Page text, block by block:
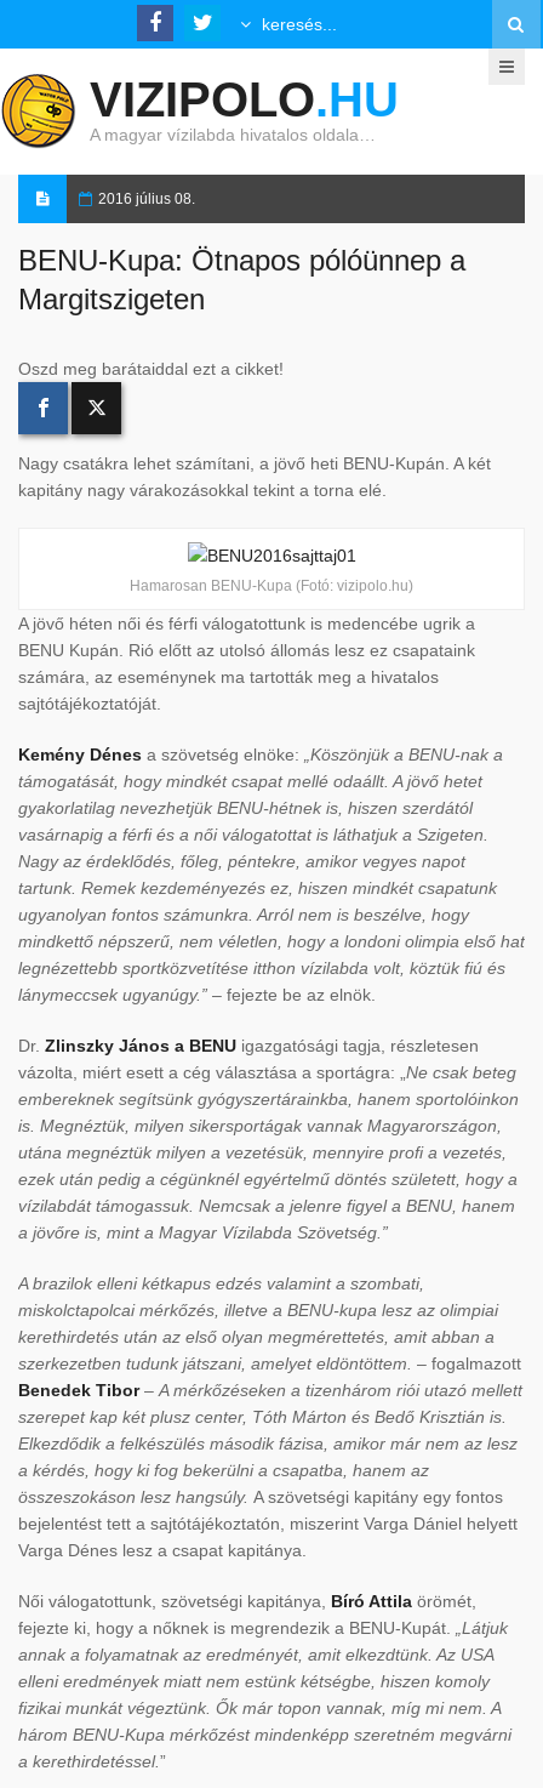
VIZIPOLO.HU
A magyar vízilabda hivatalos oldala…
2016 július 08.
BENU-Kupa: Ötnapos pólóünnep a
Margitszigeten
Oszd meg barátaiddal ezt a cikket!
Nagy csatákra lehet számítani, a jövő heti BENU-Kupán. A két
kapitány nagy várakozásokkal tekint a torna elé.
Hamarosan BENU-Kupa (Fotó: vizipolo.hu)
A jövő héten női és férfi válogatottunk is medencébe ugrik a
BENU Kupán. Rió előtt az utolsó állomás lesz ez csapataink
számára, az eseménynek ma tartották meg a hivatalos
sajtótájékoztatóját.
Kemény Dénes a szövetség elnöke: „Köszönjük a BENU-nak a
támogatását, hogy mindkét csapat mellé odaállt. A jövő hetet
gyakorlatilag nevezhetjük BENU-hétnek is, hiszen szerdától
vasárnapig a férfi és a női válogatottat is láthatjuk a Szigeten.
Nagy az érdeklődés, főleg, péntekre, amikor vegyes napot
tartunk. Remek kezdeményezés ez, hiszen mindkét csapatunk
ugyanolyan fontos számunkra. Arról nem is beszélve, hogy
mindkettő népszerű, nem véletlen, hogy a londoni olimpia első hat
legnézettebb sportközvetítése itthon vízilabda volt, köztük fiú és
lánymeccsek ugyanúgy.” – fejezte be az elnök.
Dr. Zlinszky János a BENU igazgatósági tagja, részletesen
vázolta, miért esett a cég választása a sportágra: „Ne csak beteg
embereknek segítsünk gyógyszertárainkba, hanem sportolóinkon
is. Megnéztük, milyen sikersportágak vannak Magyarországon,
utána megnéztük milyen a vezetésük, mennyire profi a vezetés,
ezek után pedig a cégünknél egyértelmű döntés született, hogy a
vízilabdát támogassuk. Nemcsak a jelenre figyel a BENU, hanem
a jövőre is, mint a Magyar Vízilabda Szövetség.”
A brazilok elleni kétkapus edzés valamint a szombati,
miskolctapolcai mérkőzés, illetve a BENU-kupa lesz az olimpiai
kerethirdetés után az első olyan megmérettetés, amit abban a
szerkezetben tudunk játszani, amelyet eldöntöttem. – fogalmazott
Benedek Tibor–A mérkőzéseken a tizenhárom riói utazó mellett
szerepet kap két plusz center, Tóth Márton és Bedő Krisztián is.
Elkezdődik a felkészülés második fázisa, amikor már nem az lesz
a kérdés, hogy ki fog bekerülni a csapatba, hanem az
összeszokáson lesz hangsúly. A szövetségi kapitány egy fontos
bejelentést tett a sajtótájékoztatón, miszerint Varga Dániel helyett
Varga Dénes lesz a csapat kapitánya.
Női válogatottunk, szövetségi kapitánya, Bíró Attila örömét,
fejezte ki, hogy a nőknek is megrendezik a BENU-Kupát. „Látjuk
annak a folyamatnak az eredményét, amit elkezdtünk. Az USA
elleni eredmények miatt nem estünk kétségbe, hiszen komoly
fizikai munkát végeztünk. Ők már topon vannak, míg mi nem. A
három BENU-Kupa mérkőzést mindenképp szeretném megvárni
a kerethirdetéssel.”